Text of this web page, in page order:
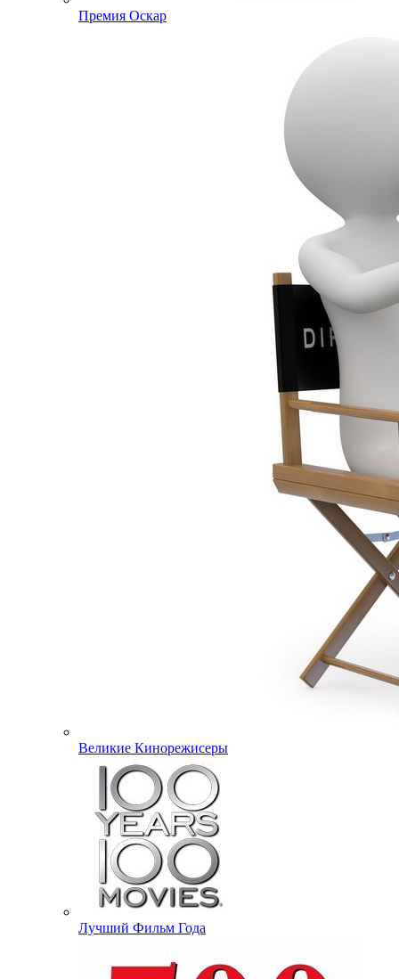
Премия Оскар
Великие Кинорежисеры
Лучший Фильм Года